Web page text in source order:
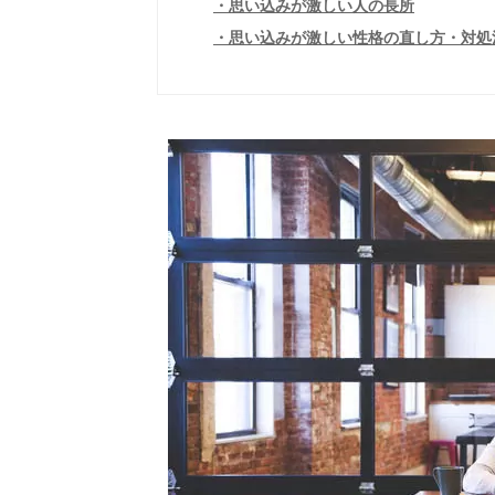
思い込みが激しい人の長所
思い込みが激しい性格の直し方・対処